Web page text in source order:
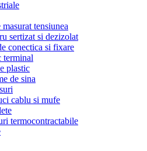
tensiunea
sertizat si dezizolat
conectica si fixare
terminal
plastic
de sina
cablu si mufe
termocontractabile